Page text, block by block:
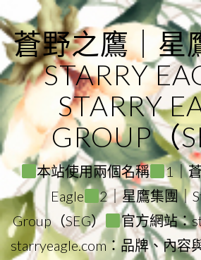
to
content
蒼野之鷹｜星
STARRY
STARRY
GROUP（
本站使用兩個名稱
1｜
Eagle
2｜星鷹集團｜
Group（SEG）
官方網站：
starryeagle.com：品牌、內容